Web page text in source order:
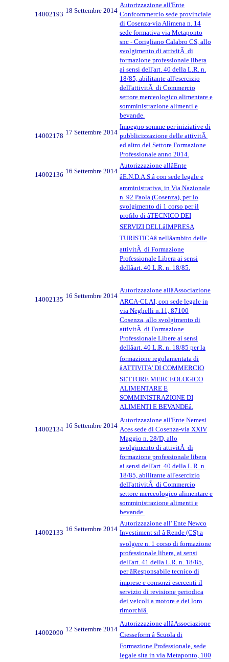
14002193 18 Settembre 2014
Autorizzazione all'Ente
Confcommercio sede provinciale
di Cosenza-via Alimena n. 14
sede formativa via Metaponto
snc - Corigliano Calabro CS, allo
svolgimento di attivitÃ di
formazione professionale libera
ai sensi dell'art. 40 della L.R. n.
18/85, abilitante all'esercizio
dell'attivitÃ di Commercio
settore merceologico alimentare e
somministrazione alimenti e
bevande.
14002178 17 Settembre 2014
Impegno somme per iniziative di
pubblicizzazione delle attivitÃ
ed altro del Settore Formazione
Professionale anno 2014.
14002136 16 Settembre 2014
Autorizzazione allâEnte
âE.N.D.A.S.â con sede legale e
amministrativa, in Via Nazionale
n. 92 Paola (Cosenza), per lo
svolgimento di 1 corso per il
profilo di âTECNICO DEI
SERVIZI DELLâIMPRESA
TURISTICAâ nellâambito delle
attivitÃ di Formazione
Professionale Libera ai sensi
dellâart. 40 L.R. n. 18/85.
14002135 16 Settembre 2014
Autorizzazione allâAssociazione
ARCA-CLAI, con sede legale in
via Neghelli n.11, 87100
Cosenza, allo svolgimento di
attivitÃ di Formazione
Professionale Libere ai sensi
dellâart. 40 L.R. n. 18/85 per la
formazione regolamentata di
âATTIVITA' DI COMMERCIO
SETTORE MERCEOLOGICO
ALIMENTARE E
SOMMINISTRAZIONE DI
ALIMENTI E BEVANDEâ.
14002134 16 Settembre 2014
Autorizzazione all'Ente Nemesi
Aces sede di Cosenza-via XXIV
Maggio n. 28/D, allo
svolgimento di attivitÃ di
formazione professionale libera
ai sensi dell'art. 40 della L.R. n.
18/85, abilitante all'esercizio
dell'attivitÃ di Commercio
settore merceologico alimentare e
somministrazione alimenti e
bevande.
14002133 16 Settembre 2014
Autorizzazione all' Ente Newco
Investiment srl â Rende (CS) a
svolgere n. 1 corso di formazione
professionale libera, ai sensi
dell'art. 41 della L.R. n. 18/85,
per âResponsabile tecnico di
imprese e consorzi esercenti il
servizio di revisione periodica
dei veicoli a motore e dei loro
rimorchiâ.
14002090 12 Settembre 2014
Autorizzazione allâAssociazione
Ciesseform â Scuola di
Formazione Professionale, sede
legale sita in via Metaponto, 100